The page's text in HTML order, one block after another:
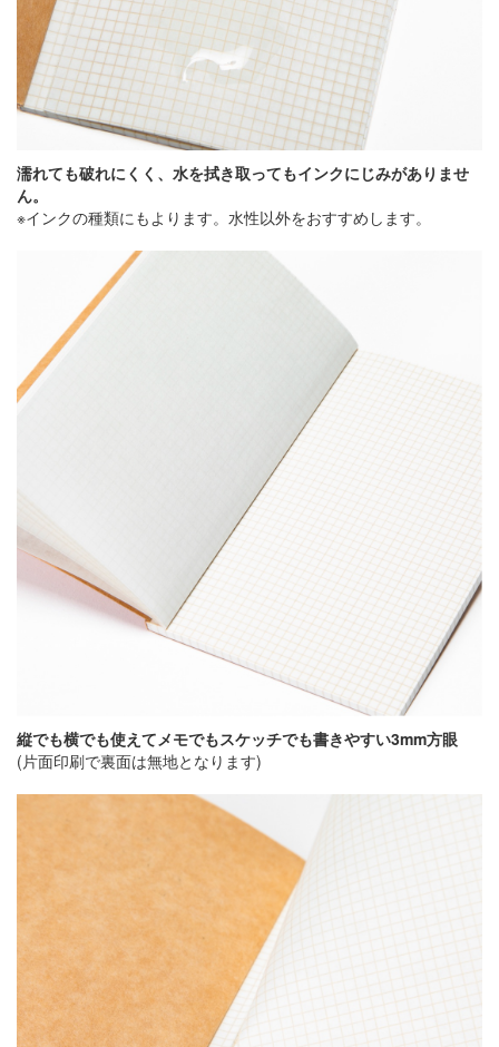
濡れても破れにくく、水を拭き取ってもインクにじみがありませ
ん。
※インクの種類にもよります。水性以外をおすすめします。
縦でも横でも使えてメモでもスケッチでも書きやすい3mm方眼
(片面印刷で裏面は無地となります)